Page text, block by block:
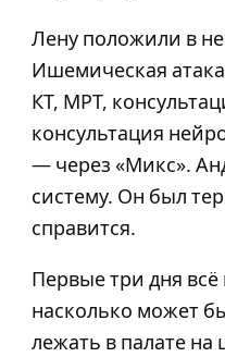
Лену положили в
Ишемическая
КТ, МРТ,
консультация
— через «Микс».
систему. Он был
справится.
Первые три дня
насколько может
лежать в палате на